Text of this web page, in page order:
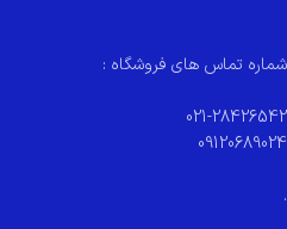
شماره تماس های فروشگاه :
021-28426542
09120689024
.